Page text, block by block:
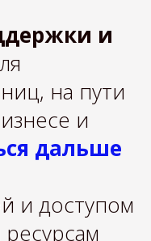
и
на пути
и
дальше
и доступом